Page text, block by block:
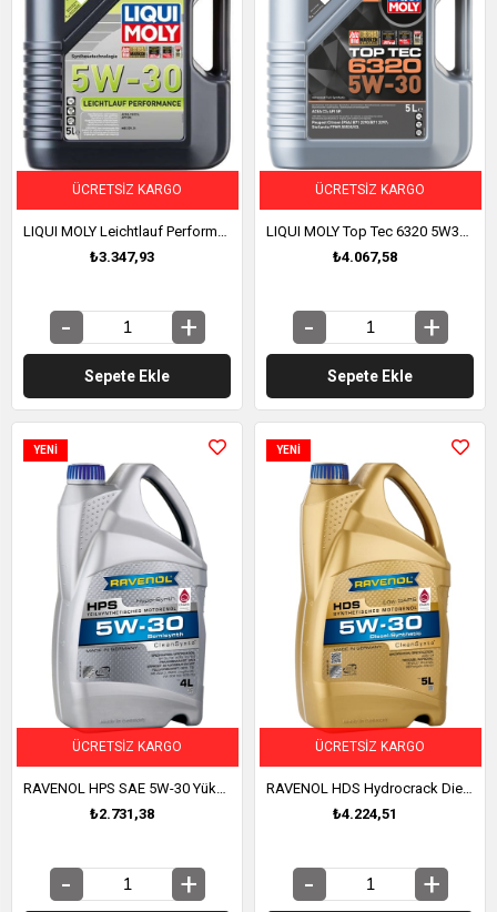
₺3.347,93
Sepete Ekle
ÜCRETSIZ KARGO
₺4.067,58
Sepete Ekle
ÜCRETSIZ KARGO
RAVENOL HPS SAE 5W-30 Yüksek Performanslı Yarı Sentetik Motor Yağı 4 Litre (1111117-004)
₺2.731,38
ÜCRETSIZ KARGO
YENI
RAVENOL HDS Hydrocrack Diesel Specific SAE 5W-30 Tam Sentetik Motor Yağı 5 Litre (1111121-005)
₺4.224,51
ÜCRETSIZ KARGO
YENI